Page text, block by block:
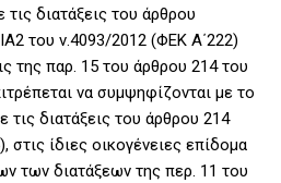
διατάξεις του άρθρου
του ν.4093/2012 (ΦΕΚ Α΄222)
της παρ. 15 του άρθρου 214 του
να συμψηφίζονται με το
διατάξεις του άρθρου 214
ίδιες οικογένειες επίδομα
των διατάξεων της περ. 11 του